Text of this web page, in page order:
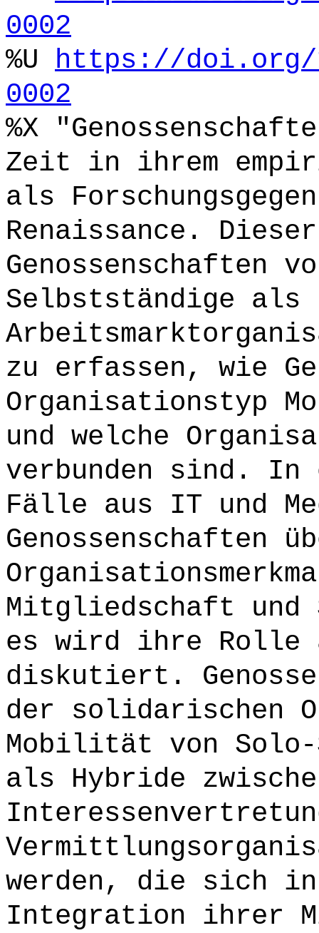
0002
%U https://doi.org/
0002
%X
Zeit in ihrem
als
Renaissance.
Genossenschaften
Selbstständige als
zu erfassen, wie
Organisationstyp
und welche
verbunden sind. In
Fälle aus IT und
Genossenschaften
Mitgliedschaft und
es wird ihre Rolle
diskutiert.
der solidarischen
Mobilität von Solo-
als Hybride
werden, die sich
Integration ihrer